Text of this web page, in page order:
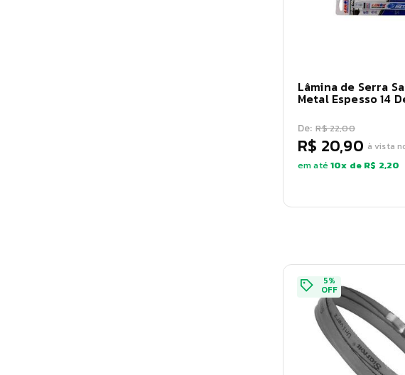
Lâmina de Serra
Metal Espesso 14
De: R$ 22,00
R$ 20,90 à vista
em até10x de R$ 2,20
5%
OFF